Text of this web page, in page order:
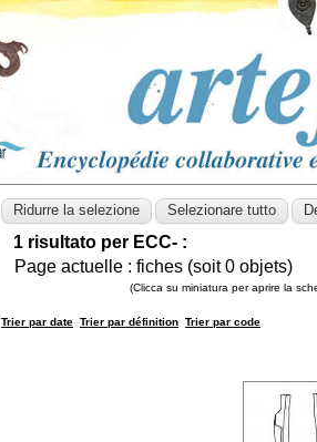
1 risultato per ECC- :
Page actuelle : fiches (soit0 objets)
(Clicca su miniatura per aprire la
Trier par date Trier par définition Trier par code